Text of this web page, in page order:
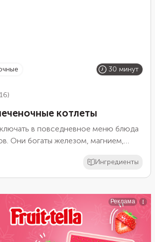
30 минут
котлеты
в повседневное меню блюда
Они богаты железом, магнием,
понадобится только нож.
лишнее, чтобы котлеты
или говяжью, но в этом случае
время обжаривания до 5–7 минут.
Ингредиенты